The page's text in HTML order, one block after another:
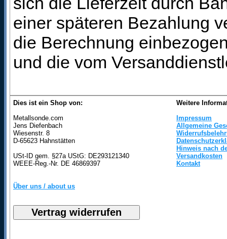
einer späteren Bezahlung
die Berechnung
und die vom
Dies ist ein Shop von:
Metallsonde.com
Jens Diefenbach
Wiesenstr. 8
D-65623 Hahnstätten
USt-ID gem. §27a UStG: DE293121340
WEEE-Reg.-Nr. DE 46869397
Über uns / about us
Weitere
Impressum
Allgemeine
Hinweis nach
Versandkosten
Kontakt